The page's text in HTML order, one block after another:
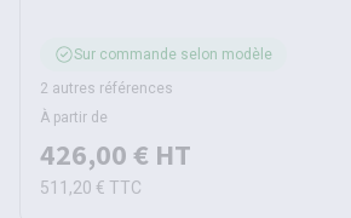
Sur commande selon modèle
2 autres références
À partir de
426,00 € HT
511,20 € TTC